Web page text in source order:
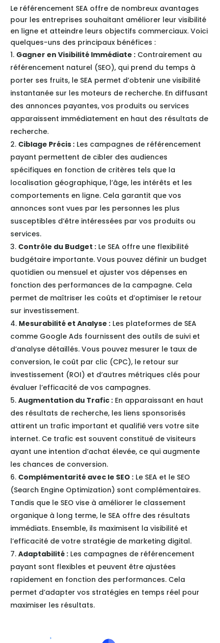
Le référencement SEA offre de nombreux avantages
pour les entreprises souhaitant améliorer leur visibilité
en ligne et atteindre leurs objectifs commerciaux. Voici
quelques-uns des principaux bénéfices :
Gagner en Visibilité Immédiate : Contrairement au
référencement naturel (SEO), qui prend du temps à
porter ses fruits, le SEA permet d’obtenir une visibilité
instantanée sur les moteurs de recherche. En diffusant
des annonces payantes, vos produits ou services
apparaissent immédiatement en haut des résultats de
recherche.
Ciblage Précis : Les campagnes de référencement
payant permettent de cibler des audiences
spécifiques en fonction de critères tels que la
localisation géographique, l’âge, les intérêts et les
comportements en ligne. Cela garantit que vos
annonces sont vues par les personnes les plus
susceptibles d’être intéressées par vos produits ou
services.
Contrôle du Budget : Le SEA offre une flexibilité
budgétaire importante. Vous pouvez définir un budget
quotidien ou mensuel et ajuster vos dépenses en
fonction des performances de la campagne. Cela
permet de maîtriser les coûts et d’optimiser le retour
sur investissement.
Mesurabilité et Analyse : Les plateformes de SEA
comme Google Ads fournissent des outils de suivi et
d’analyse détaillés. Vous pouvez mesurer le taux de
conversion, le coût par clic (CPC), le retour sur
investissement (ROI) et d’autres métriques clés pour
évaluer l’efficacité de vos campagnes.
Augmentation du Trafic : En apparaissant en haut
des résultats de recherche, les liens sponsorisés
attirent un trafic important et qualifié vers votre site
internet. Ce trafic est souvent constitué de visiteurs
ayant une intention d’achat élevée, ce qui augmente
les chances de conversion.
Complémentarité avec le SEO : Le SEA et le SEO
(Search Engine Optimization) sont complémentaires.
Tandis que le SEO vise à améliorer le classement
organique à long terme, le SEA offre des résultats
immédiats. Ensemble, ils maximisent la visibilité et
l’efficacité de votre stratégie de marketing digital.
Adaptabilité : Les campagnes de référencement
payant sont flexibles et peuvent être ajustées
rapidement en fonction des performances. Cela
permet d’adapter vos stratégies en temps réel pour
maximiser les résultats.